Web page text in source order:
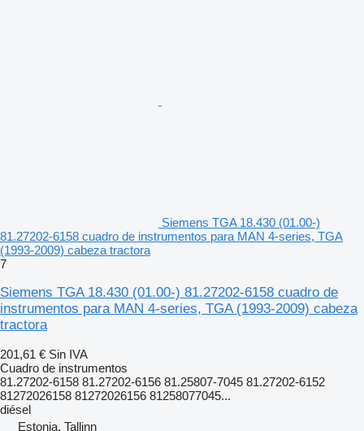
Siemens TGA 18.430 (01.00-)
81.27202-6158 cuadro de instrumentos para MAN 4-series, TGA
(1993-2009) cabeza tractora
7
Siemens TGA 18.430 (01.00-) 81.27202-6158 cuadro de
instrumentos para MAN 4-series, TGA (1993-2009) cabeza
tractora
201,61 € Sin IVA
Cuadro de instrumentos
81.27202-6158 81.27202-6156 81.25807-7045 81.27202-6152
81272026158 81272026156 81258077045...
diésel
Estonia, Tallinn